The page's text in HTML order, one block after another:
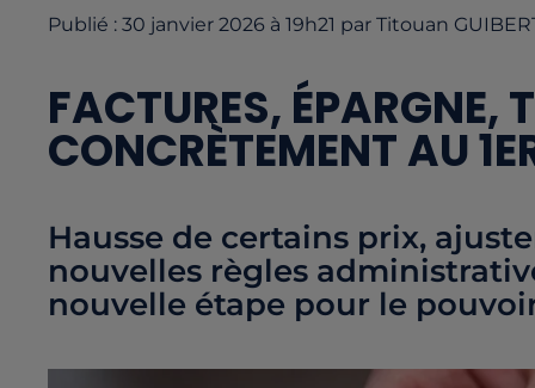
Publié : 30 janvier 2026 à 19h21 par Titouan
FACTURES,
CONCRÈTEMENT AU
Hausse de certains prix,
nouvelles règles
nouvelle étape pour le